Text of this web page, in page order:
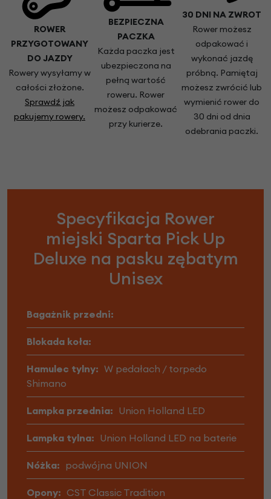
ROWER
PRZYGOTOWANY
DO JAZDY
Rowery wysyłamy w
całości złożone.
Sprawdź jak
pakujemy rowery.
BEZPIECZNA
PACZKA
Każda paczka jest
ubezpieczona na
pełną wartość
roweru. Rower
możesz odpakować
przy kurierze.
30 DNI NA ZWROT
Rower możesz
odpakować i
wykonać jazdę
próbną. Pamiętaj
możesz zwrócić lub
wymienić rower do
30 dni od dnia
odebrania paczki.
Specyfikacja Rower
miejski Sparta Pick Up
Deluxe na pasku zębatym
Unisex
Bagażnik przedni:
Blokada koła:
Hamulec tylny: W pedałach / torpedo
Shimano
Lampka przednia: Union Holland LED
Lampka tylna: Union Holland LED na baterie
Nóżka: podwójna UNION
Opony: CST Classic Tradition